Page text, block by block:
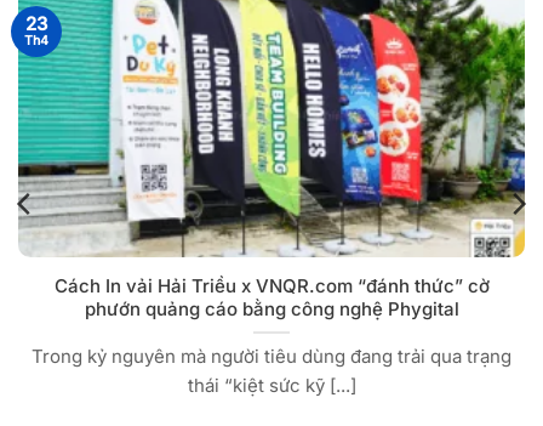
Cách In vải Hải Triều x VNQR.com “đánh thức” cờ
phướn quảng cáo bằng công nghệ Phygital
Trong kỷ nguyên mà người tiêu dùng đang trải qua trạng
thái “kiệt sức kỹ [...]
23
Th4